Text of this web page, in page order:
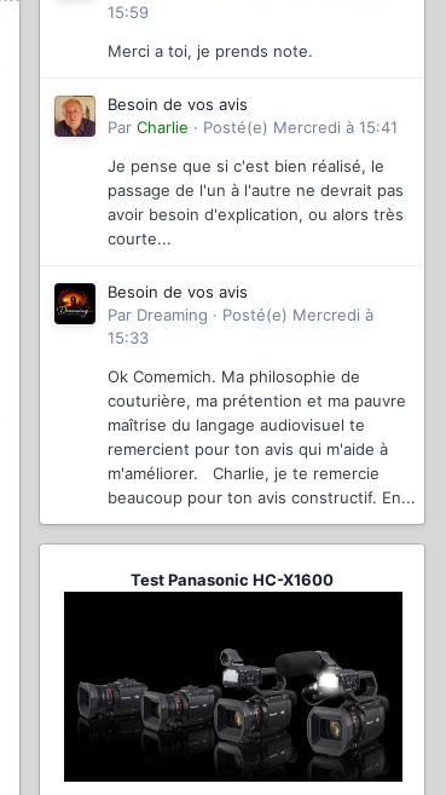
15:59
Merci a toi, je prends note.
Besoin de vos avis
Par Charlie · Posté(e) Mercredi à 15:41
Je pense que si c'est bien réalisé, le
passage de l'un à l'autre ne devrait pas
avoir besoin d'explication, ou alors très
courte...
Besoin de vos avis
Par Dreaming · Posté(e) Mercredi à
15:33
Ok Comemich. Ma philosophie de
couturière, ma prétention et ma pauvre
maîtrise du langage audiovisuel te
remercient pour ton avis qui m'aide à
m'améliorer. Charlie, je te remercie
beaucoup pour ton avis constructif. En...
Test Panasonic HC-X1600